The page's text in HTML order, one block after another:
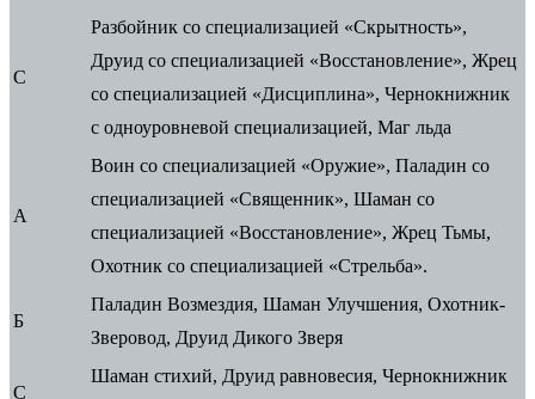
С
Разбойник со специализацией «Скрытность»,
Друид со специализацией «Восстановление», Жрец
со специализацией «Дисциплина», Чернокнижник
с одноуровневой специализацией, Маг льда
А
Воин со специализацией «Оружие», Паладин со
специализацией «Священник», Шаман со
специализацией «Восстановление», Жрец Тьмы,
Охотник со специализацией «Стрельба».
Б
Паладин Возмездия, Шаман Улучшения, Охотник-
Зверовод, Друид Дикого Зверя
С
Шаман стихий, Друид равновесия, Чернокнижник